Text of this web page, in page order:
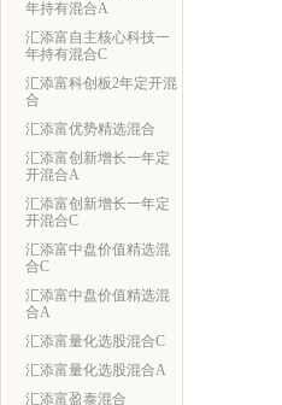
年持有混合A
汇添富自主核心科技一
年持有混合C
汇添富科创板2年定开混
合
汇添富优势精选混合
汇添富创新增长一年定
开混合A
汇添富创新增长一年定
开混合C
汇添富中盘价值精选混
合C
汇添富中盘价值精选混
合A
汇添富量化选股混合C
汇添富量化选股混合A
汇添富盈泰混合